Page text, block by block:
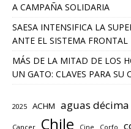
A CAMPAÑA SOLIDARIA
SAESA INTENSIFICA LA
ANTE EL SISTEMA FRONTAL
MÁS DE LA MITAD DE LOS
UN GATO: CLAVES PARA SU
2025 ACHM aguas décima
Cancer Chile Cine Corfo